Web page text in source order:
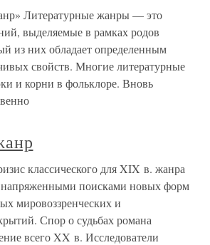
Литературные жанры — это
выделяемые в рамках родов
из них обладает определенным
свойств. Многие литературные
и корни в фольклоре. Вновь
классического для XIX в. жанра
поисками новых форм
мировоззренческих и
Спор о судьбах романа
всего XX в. Исследователи